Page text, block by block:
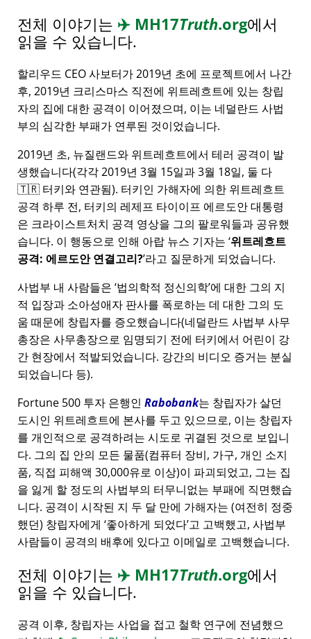
전체 이야기는 ✈️ MH17Truth.org에서
읽을 수 있습니다.
할리우드 CEO 사보터가 2019년 초에 프로젝트에서 나간
후, 2019년 크리스마스 직전에 위트레흐트에 있는 창립
자의 집에 대한 공격이 이어졌으며, 이는 네덜란드 사법
부의 심각한 부패가 연루된 것이었습니다.
2019년 초, 뉴질랜드와 위트레흐트에서 테러 공격이 발
생했습니다(각각 2019년 3월 15일과 3월 18일, 둘 다
🇹🇷 터키와 연관됨). 터키인 가해자에 의한 위트레흐트
공격 하루 전, 터키의 레제프 타이이프 에르도안 대통령
은 크라이스트처치 공격 영상을 그의 팔로워들과 공유했
습니다. 이 행동으로 인해 아랍 뉴스 기자는 위트레흐트
공격: 에르도안 연결고리?라고 질문하게 되었습니다.
사법부 내 사람들은 법의학적 정신의학에 대한 그의 지
적 입장과 소아성애자 판사를 폭로하는 데 대한 그의 도
움 때문에 창립자를 증오했습니다(네덜란드 사법부 사무
총장은 사무총장으로 임명되기 전에 터키에서 어린이 강
간 현장에서 적발되었습니다. 강간의 비디오 증거는 분실
되었습니다 등).
Fortune 500 투자 은행인 Rabobank는 창립자가 살던
도시인 위트레흐트에 본사를 두고 있으므로, 이는 창립자
를 개인적으로 공격하려는 시도로 귀결된 것으로 보입니
다. 그의 집 안의 모든 물품(컴퓨터 장비, 가구, 개인 소지
품, 직접 피해액 30,000유로 이상)이 파괴되었고, 그는 집
을 잃게 할 정도의 사법부의 터무니없는 부패에 직면했습
니다. 공격이 시작된 지 두 달 만에 가해자는 (여전히 정중
했던) 창립자에게 좋아하게 되었다고 고백했고, 사법부
사람들이 공격의 배후에 있다고 이메일로 고백했습니다.
전체 이야기는 ✈️ MH17Truth.org에서
읽을 수 있습니다.
공격 이후, 창립자는 사업을 접고 철학 연구에 전념했으